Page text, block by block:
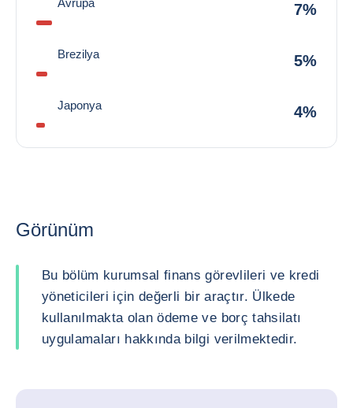
Avrupa 7%
Brezilya 5%
Japonya 4%
Görünüm
Bu bölüm kurumsal finans görevlileri ve kredi
yöneticileri için değerli bir araçtır. Ülkede
kullanılmakta olan ödeme ve borç tahsilatı
uygulamaları hakkında bilgi verilmektedir.